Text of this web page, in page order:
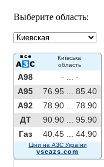
Выберите область:
Київська
область
A98 - ...
-
A95
76.95 ...
85.40
A92
78.90 ...
78.90
ДТ
90.90 ...
95.90
Газ
40.45 ... 44.90
Ціни на АЗС України
vseazs.com